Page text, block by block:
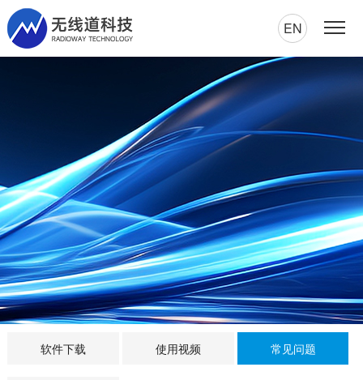
EN
软件下载 使用视频 常见问题